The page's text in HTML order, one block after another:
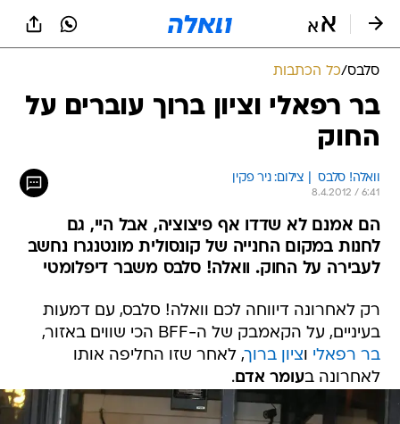
סלבס/כל הכתבות
בר רפאלי וציון ברוך עוברים על
החוק
וואלה! סלבס  | צילום: ניר פקין
8.4.2012 / 6:41
הם אמנם לא שדדו אף פיצוציה, אבל היי, גם
לחנות במקום החנייה של קונסולית מונטנגרו נחשב
לעבירה על החוק. וואלה! סלבס משבר דיפלומטי
רק לאחרונה דיווחה לכם וואלה! סלבס, עם דמעות
בעיניים, על הקאמבק של ה-BFF הכי שווים באזור,
בר רפאלי וציון ברוך, לאחר שזו החליפה אותו
לאחרונה בעומר אדם.